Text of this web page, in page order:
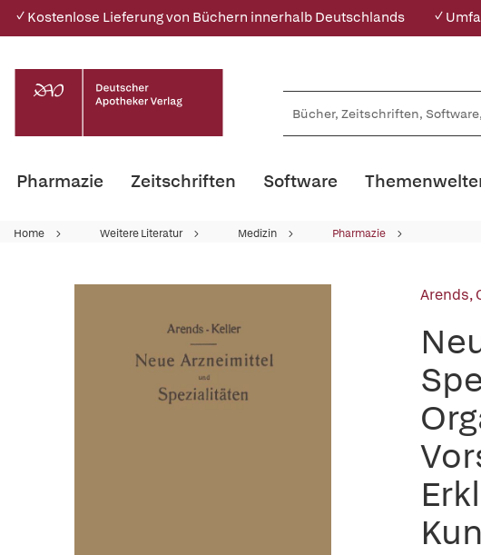
✓ Kostenlose Lieferung von Büchern innerhalb Deutschlands ✓
Pharmazie Zeitschriften Software
Home Weitere Literatur Medizin Pharmazie
Arends,